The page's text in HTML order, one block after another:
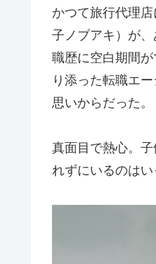
かつて旅行代理
子ノブアキ）が、
職歴に空白期間
り添った転職エ
思いからだった。
真面目で熱心。
れずにいるのはい